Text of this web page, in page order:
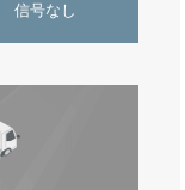
信号なし